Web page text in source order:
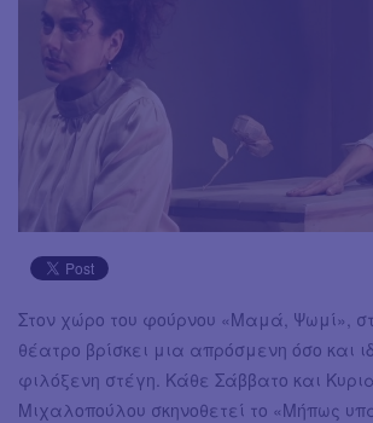
Στον χώρο του φούρνου «Μαμά, Ψωμί»,
θέατρο βρίσκει μια απρόσμενη όσο και
φιλόξενη στέγη. Κάθε Σάββατο και
Μιχαλοπούλου σκηνοθετεί το «Μήπως